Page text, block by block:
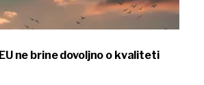
ne brine dovoljno o kvaliteti